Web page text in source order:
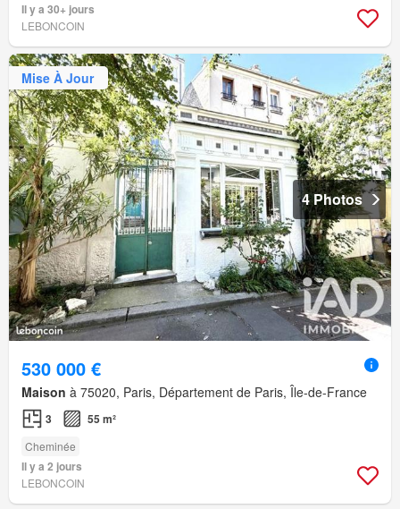
Il y a 30+ jours
LEBONCOIN
Mise À Jour
4 Photos
530 000 €
Maison à 75020, Paris, Département de Paris, Île-de-France
3 55 m²
Cheminée
Il y a 2 jours
LEBONCOIN